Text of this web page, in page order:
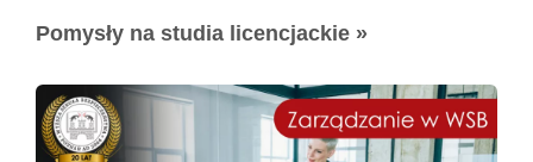
Pomysły na studia licencjackie »